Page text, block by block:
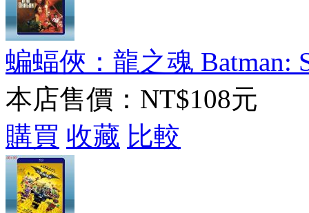
蝙蝠俠：龍之魂 Batman:
本店售價： NT$108元
購買 收藏 比較